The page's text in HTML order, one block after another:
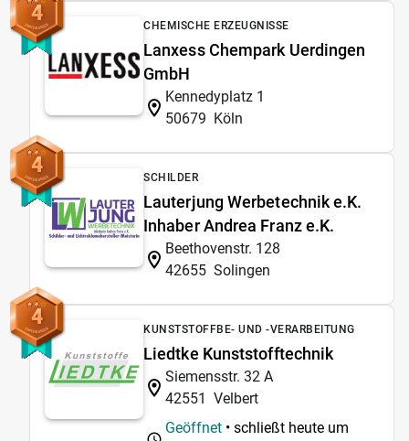
4 CHEMISCHE ERZEUGNISSE
Lanxess Chempark Uerdingen
GmbH
Kennedyplatz 1
50679 Köln
4 SCHILDER
Lauterjung Werbetechnik e.K.
Inhaber Andrea Franz e.K.
Beethovenstr. 128
42655 Solingen
4 KUNSTSTOFFBE- UND -VERARBEITUNG
Liedtke Kunststofftechnik
Siemensstr. 32 A
42551 Velbert
Geöffnet • schließt heute um